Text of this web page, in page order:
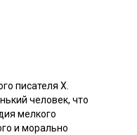
писателя X.
человек, что
мелкого
и морально